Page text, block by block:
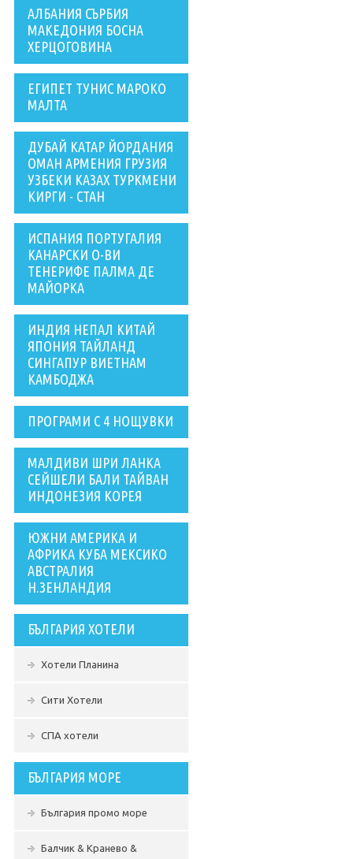
АЛБАНИЯ СЪРБИЯ
МАКЕДОНИЯ БОСНА
ХЕРЦОГОВИНА
ЕГИПЕТ ТУНИС МАРОКО
МАЛТА
ДУБАЙ КАТАР ЙОРДАНИЯ
ОМАН АРМЕНИЯ ГРУЗИЯ
УЗБЕКИ КАЗАХ ТУРКМЕНИ
КИРГИ - СТАН
ИСПАНИЯ ПОРТУГАЛИЯ
КАНАРСКИ О-ВИ
ТЕНЕРИФЕ ПАЛМА ДЕ
МАЙОРКА
ИНДИЯ НЕПАЛ КИТАЙ
ЯПОНИЯ ТАЙЛАНД
СИНГАПУР ВИЕТНАМ
КАМБОДЖА
ПРОГРАМИ С 4 НОЩУВКИ
МАЛДИВИ ШРИ ЛАНКА
СЕЙШЕЛИ БАЛИ ТАЙВАН
ИНДОНЕЗИЯ КОРЕЯ
ЮЖНИ АМЕРИКА И
АФРИКА КУБА МЕКСИКО
АВСТРАЛИЯ
Н.ЗЕНЛАНДИЯ
БЪЛГАРИЯ ХОТЕЛИ
Хотели Планина
Сити Хотели
СПА хотели
БЪЛГАРИЯ МОРЕ
България промо море
Балчик & Кранево &